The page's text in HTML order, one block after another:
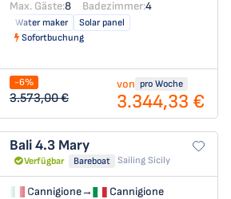
Max. Gäste:8 Badezimmer:4
Water maker
Solar panel
Sofortbuchung
-6%
3.573,00 €
von pro Woche
3.344,33 €
Bali 4.3 Mary
Verfügbar Bareboat Sailing Sicily
Cannigione→
Cannigione